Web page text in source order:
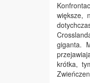
większe,
giganta.
krótka,